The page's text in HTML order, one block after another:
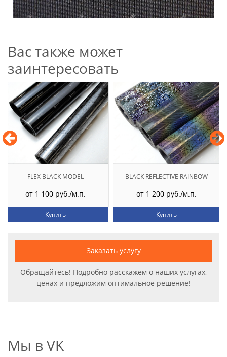
Вас также может
заинтересовать
FLEX BLACK MODEL
от 1 100 руб./м.п.
Купить
BLACK REFLECTIVE RAINBOW
от 1 200 руб./м.п.
Купить
Заказать услугу
Обращайтесь! Подробно расскажем о наших услугах,
ценах и предложим оптимальное решение!
Мы в VK